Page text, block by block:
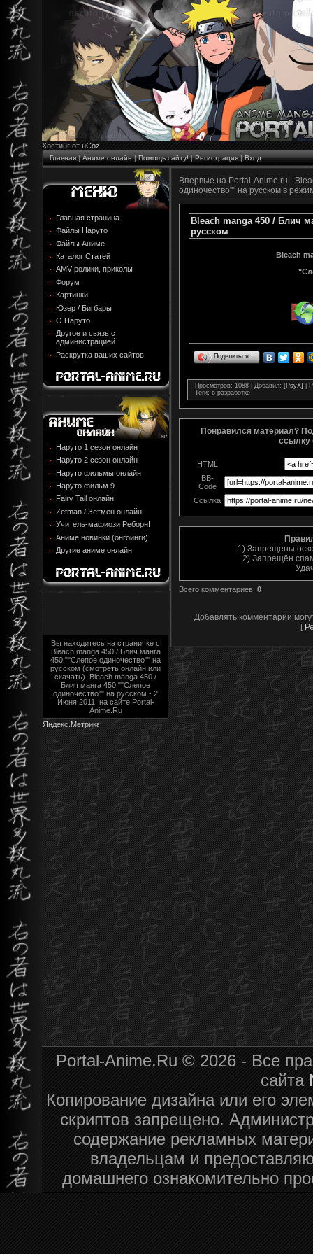
Хостинг от uCoz
Главная|Аниме онлайн|Помощь сайту!|Регистрация|Вход
Главная страница
Файлы Наруто
Файлы Аниме
Каталог Статей
AMV ролики, приколы
Форум
Картинки
Юзер / Бигбары
О Наруто
Другое и связь с
администрацией
Раскрутка ваших сайтов
Наруто 1 сезон онлайн
Наруто 2 сезон онлайн
Наруто фильмы онлайн
Наруто фильм 9
Fairy Tail онлайн
Zetman / Зетмен онлайн
Учитель-мафиози Реборн!
Аниме новинки (онгоинги)
Другие аниме онлайн
Вы находитесь на страничке с
Bleach manga 450 / Блич манга
450 ""Слепое одиночество"" на
русском (смотреть онлайн или
скачать). Bleach manga 450 /
Блич манга 450 ""Слепое
одиночество"" на русском - 2
Июня 2011. на сайте Portal-
Anime.Ru
Впервые на Portal-Anime.ru -
одиночество"" на русском в
Bleach manga 450 / Блич
русском
Bleach
Поделиться…
Просмотров: 1088 | Добавил: [PsyX]
Теги: в разработке
Понравился материал?
ссылку
HTML
BB-
Code
Ссылка
1) Запрещены
2) Запрещён
Всего комментариев: 0
Добавлять комментарии
[
Portal-Anime.Ru © 2026 - Все
сайта
Копирование дизайна или его
скриптов запрещено.
содержание рекламных
владельцам и
домашнего ознакомительно